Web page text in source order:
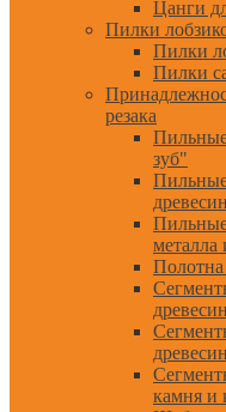
Цанги
Пилки
Пилки
Пилки
резака
зуб"
металла
Полотна
камня и